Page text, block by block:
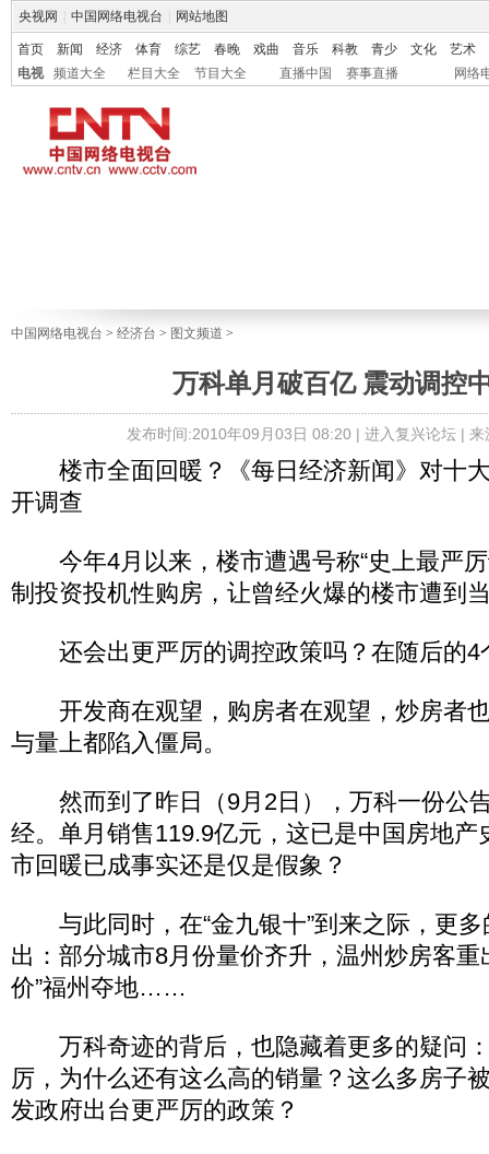
央视网 中国网络电视台 网站地图
首页 新闻 经济 体育 综艺 春晚 戏曲 音乐 科教 青少 文化
艺术
电视
频道大全 栏目大全 节目大全 直播中国 赛事直播 网络
中国网络电视台 > 经济台 > 图文频道 >
万科单月破百亿 震动调控
发布时间:2010年09月03日 08:20 | 进入复兴论坛| 来
楼市全面回暖？《每日经济新闻》对十
开调查
今年4月以来，楼市遭遇号称“史上最严厉
制投资投机性购房，让曾经火爆的楼市遭到
还会出更严厉的调控政策吗？在随后的4
开发商在观望，购房者在观望，炒房者
与量上都陷入僵局。
然而到了昨日（9月2日），万科一份公
经。单月销售119.9亿元，这已是中国房地产
市回暖已成事实还是仅是假象？
与此同时，在“金九银十”到来之际，更多
出：部分城市8月份量价齐升，温州炒房客重
价”福州夺地……
万科奇迹的背后，也隐藏着更多的疑问
厉，为什么还有这么高的销量？这么多房子
发政府出台更严厉的政策？